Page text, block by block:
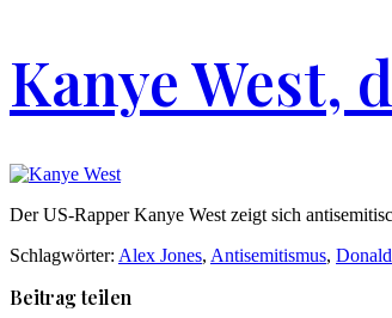
Kanye West,
Der US-Rapper Kanye West zeigt sich
Schlagwörter: Alex Jones, Antisemitismus,
Beitrag teilen